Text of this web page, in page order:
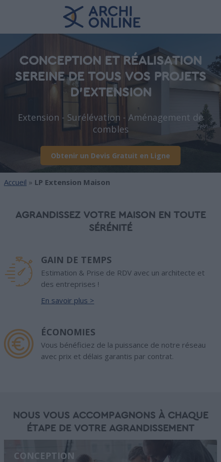
CONCEPTION ET RÉALISATION
SEREINE DE TOUS VOS PROJETS
D'EXTENSION
Extension - Surélévation - Aménagement de
combles
Obtenir un Devis Gratuit en Ligne
Accueil » LP Extension Maison
AGRANDISSEZ VOTRE MAISON EN TOUTE
SÉRÉNITÉ
GAIN DE TEMPS
Estimation & Prise de RDV avec un architecte et
des entreprises !
En savoir plus >
ÉCONOMIES
Vous bénéficiez de la puissance de notre réseau
avec prix et délais garantis par contrat.
NOUS VOUS ACCOMPAGNONS À CHAQUE
ÉTAPE DE VOTRE AGRANDISSEMENT
CONCEPTION